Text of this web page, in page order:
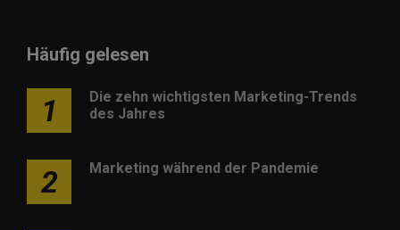
Häufig gelesen
1
Die zehn wichtigsten Marketing-Trends
des Jahres
2 Marketing während der Pandemie